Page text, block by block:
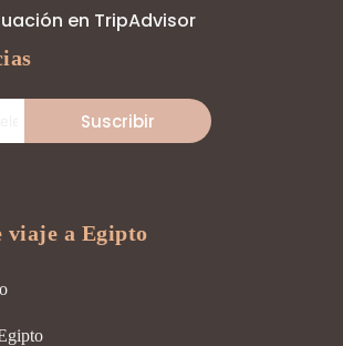
en TripAdvisor
Suscribir
viaje a Egipto